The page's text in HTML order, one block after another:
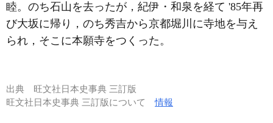
睦。のち石山を去ったが，紀伊・和泉を経て '85年再
び大坂に帰り，のち秀吉から京都堀川に寺地を与え
られ，そこに本願寺をつくった。
出典 旺文社日本史事典 三訂版
旺文社日本史事典 三訂版について情報